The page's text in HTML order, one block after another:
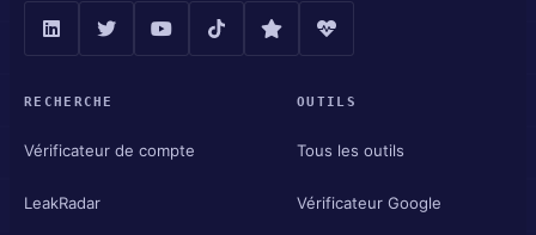
RECHERCHE
Vérificateur de compte
LeakRadar
OUTILS
Tous les outils
Vérificateur Google